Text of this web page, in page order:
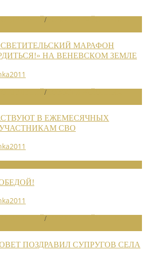
/
МАРАФОН
НА ВЕНЕВСКОМ ЗЕМЛЕ
/
В ЕЖЕМЕСЯЧНЫХ
СВО
/
ПОЗДРАВИЛ СУПРУГОВ СЕЛА